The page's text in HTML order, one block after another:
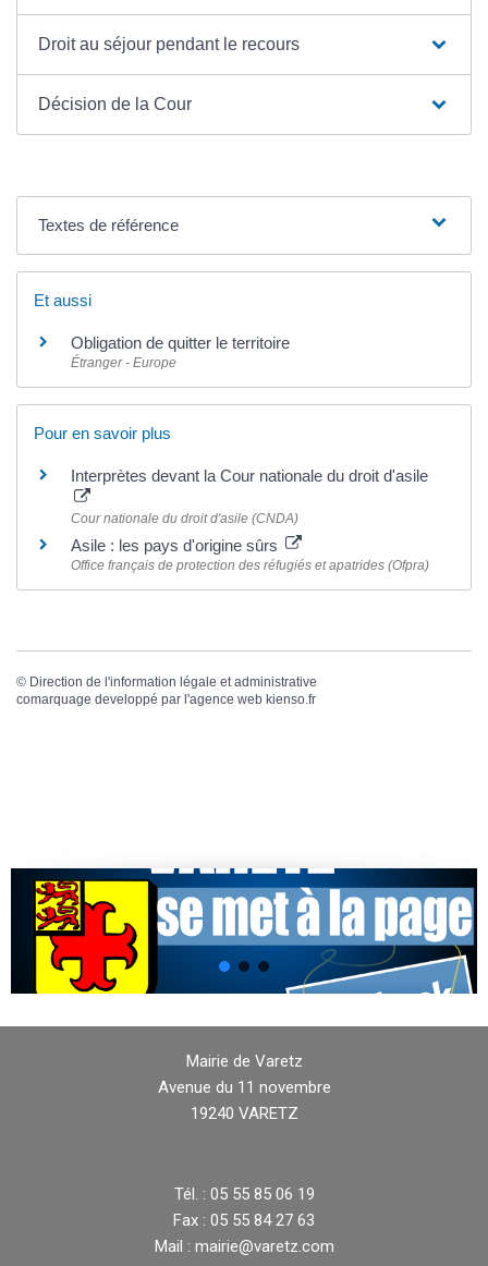
Droit au séjour pendant le recours
Décision de la Cour
Textes de référence
Et aussi
Obligation de quitter le territoire
Étranger - Europe
Pour en savoir plus
Interprètes devant la Cour nationale du droit d'asile
Cour nationale du droit d'asile (CNDA)
Asile : les pays d'origine sûrs
Office français de protection des réfugiés et apatrides (Ofpra)
© Direction de l'information légale et administrative
comarquage developpé par l'agence web kienso.fr
Mairie de Varetz
Avenue du 11 novembre
19240 VARETZ
Tél. : 05 55 85 06 19
Fax : 05 55 84 27 63
Mail : mairie@varetz.com